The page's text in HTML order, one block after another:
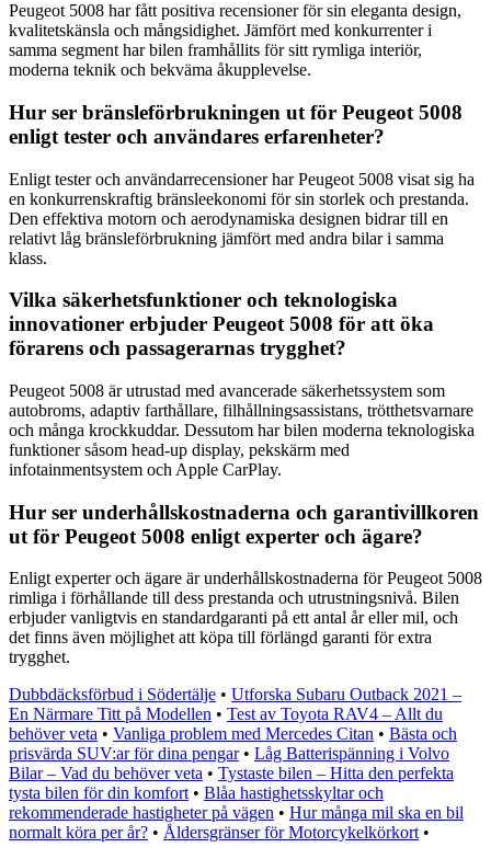
Peugeot 5008 har fått positiva recensioner för sin eleganta design,
kvalitetskänsla och mångsidighet. Jämfört med konkurrenter i
samma segment har bilen framhållits för sitt rymliga interiör,
moderna teknik och bekväma åkupplevelse.
Hur ser bränsleförbrukningen ut för Peugeot 5008
enligt tester och användares erfarenheter?
Enligt tester och användarrecensioner har Peugeot 5008 visat sig ha
en konkurrenskraftig bränsleekonomi för sin storlek och prestanda.
Den effektiva motorn och aerodynamiska designen bidrar till en
relativt låg bränsleförbrukning jämfört med andra bilar i samma
klass.
Vilka säkerhetsfunktioner och teknologiska
innovationer erbjuder Peugeot 5008 för att öka
förarens och passagerarnas trygghet?
Peugeot 5008 är utrustad med avancerade säkerhetssystem som
autobroms, adaptiv farthållare, filhållningsassistans, trötthetsvarnare
och många krockkuddar. Dessutom har bilen moderna teknologiska
funktioner såsom head-up display, pekskärm med
infotainmentsystem och Apple CarPlay.
Hur ser underhållskostnaderna och garantivillkoren
ut för Peugeot 5008 enligt experter och ägare?
Enligt experter och ägare är underhållskostnaderna för Peugeot 5008
rimliga i förhållande till dess prestanda och utrustningsnivå. Bilen
erbjuder vanligtvis en standardgaranti på ett antal år eller mil, och
det finns även möjlighet att köpa till förlängd garanti för extra
trygghet.
Dubbdäcksförbud i Södertälje • Utforska Subaru Outback 2021 –
En Närmare Titt på Modellen • Test av Toyota RAV4 – Allt du
behöver veta • Vanliga problem med Mercedes Citan • Bästa och
prisvärda SUV:ar för dina pengar• Låg Batterispänning i Volvo
Bilar – Vad du behöver veta • Tystaste bilen – Hitta den perfekta
tysta bilen för din komfort • Blåa hastighetsskyltar och
rekommenderade hastigheter på vägen • Hur många mil ska en bil
normalt köra per år? • Åldersgränser för Motorcykelkörkort •